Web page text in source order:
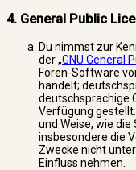
4. General Public
Du nimmst zur
der „GNU General
Foren-Software
handelt;
deutschsprachige
Verfügung
und Weise, wie
insbesondere die
Zwecke nicht
Einfluss nehmen.